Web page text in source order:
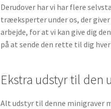
Derudover har vi har flere
træeksperter under os, der
arbejde, for at vi kan give dig
på at sende den rette til dig
Ekstra udstyr til den
Alt udstyr til denne minigraver